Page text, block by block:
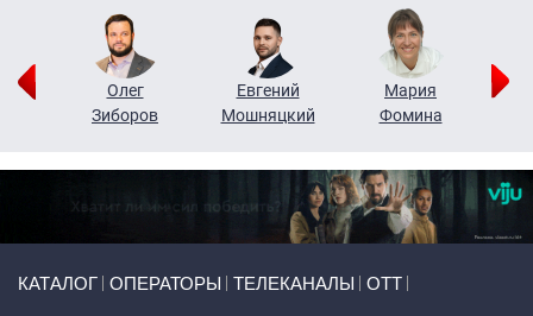
Олег
Зиборов
Евгений
Мошняцкий
Мария
Фомина
КАТАЛОГ ОПЕРАТОРЫ ТЕЛЕКАНАЛЫ ОТТ